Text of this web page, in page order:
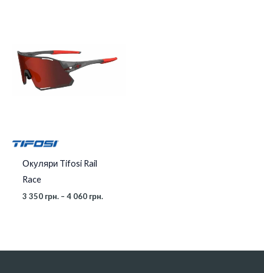
Окуляри Tifosi Rail
Race
3 350 грн. – 4 060 грн.
350 грн.